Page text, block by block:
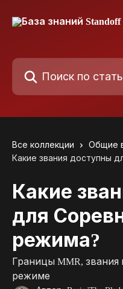
Поиск по статьям...
Все коллекции Общие
Какие звания доступны
Какие
для
режима?
Границы MMR,
режиме